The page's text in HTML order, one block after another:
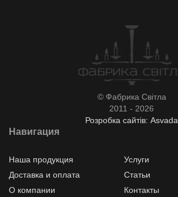
© Фабрика Світла
2011 - 2026
Розробка сайтів: Asvada
Навигация
Наша продукция
Услуги
Доставка и оплата
Статьи
О компании
Контакты